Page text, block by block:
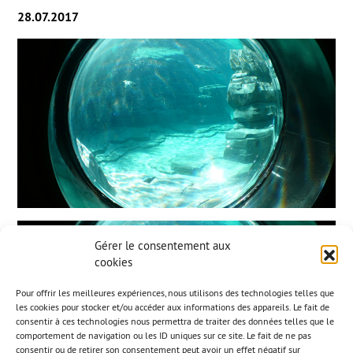
Gérer le consentement aux
cookies
Pour offrir les meilleures expériences, nous utilisons des technologies telles que
les cookies pour stocker et/ou accéder aux informations des appareils. Le fait de
consentir à ces technologies nous permettra de traiter des données telles que le
comportement de navigation ou les ID uniques sur ce site. Le fait de ne pas
consentir ou de retirer son consentement peut avoir un effet négatif sur
28.07.2017